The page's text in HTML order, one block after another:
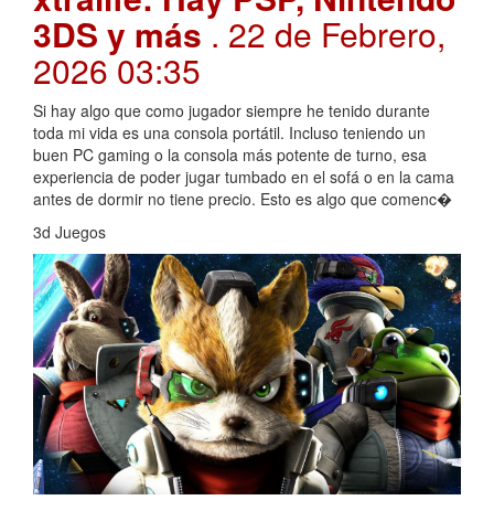
3DS y más. 22 de Febrero,
2026 03:35
Si hay algo que como jugador siempre he tenido durante
toda mi vida es una consola portátil. Incluso teniendo un
buen PC gaming o la consola más potente de turno, esa
experiencia de poder jugar tumbado en el sofá o en la cama
antes de dormir no tiene precio. Esto es algo que comenc�
3d Juegos